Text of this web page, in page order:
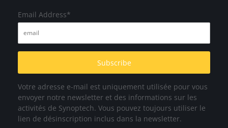
Email Address*
Votre adresse e-mail est uniquement utilisée pour vous
envoyer notre newsletter et des informations sur les
activités de Synoptech. Vous pouvez toujours utiliser le
lien de désinscription inclus dans la newsletter.